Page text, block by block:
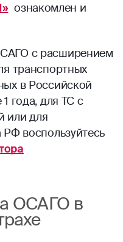
ознакомлен и
с расширением
транспортных
в Российской
года, для ТС с
или для
РФ воспользуйтесь
ОСАГО в